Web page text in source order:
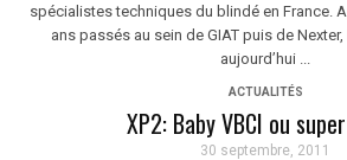
spécialistes techniques du blindé en France.
ans passés au sein de GIAT puis de
aujourd’hui ...
ACTUALITÉS
XP2: Baby VBCI ou
30 septembre, 2011